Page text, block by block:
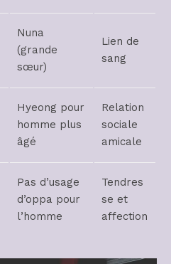
Nuna
(grande
sœur)
Lien de
sang
Hyeong pour
homme plus
âgé
Relation
sociale
amicale
Pas d’usage
d’oppa pour
l’homme
Tendres
se et
affection